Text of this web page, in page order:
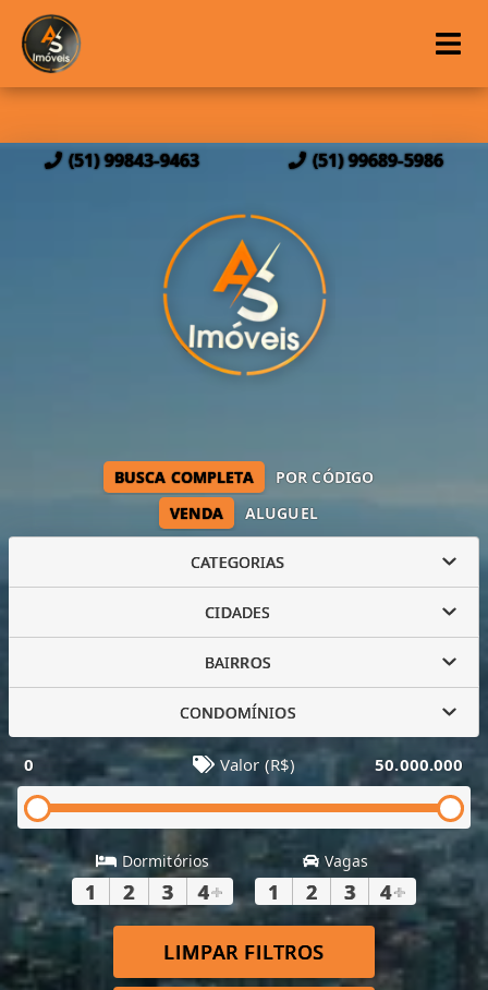
(51) 99843-9463 (51) 99689-5986
VENDA ALUGUEL
BUSCA COMPLETA POR CÓDIGO
CATEGORIAS
CIDADES
BAIRROS
CONDOMÍNIOS
0 Valor (R$) 50.000.000
Dormitórios
1 2 3 4+
Vagas
1 2 3 4+
LIMPAR FILTROS